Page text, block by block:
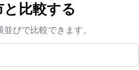
濃い霜が降り、早朝の街路が
比較する
びで比較できます。